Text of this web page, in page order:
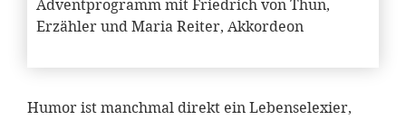
Adventprogramm mit Friedrich von Thun,
Erzähler und Maria Reiter, Akkordeon
Humor ist manchmal direkt ein Lebenselexier,